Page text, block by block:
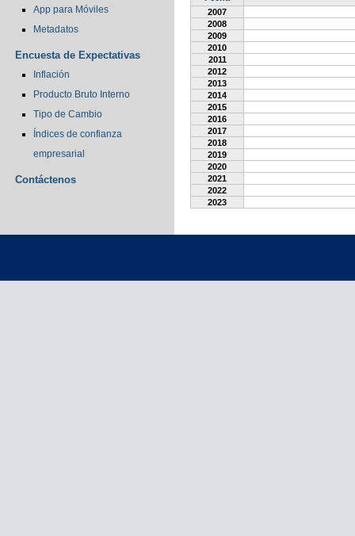
App para Móviles
Metadatos
Encuesta de Expectativas
Inflación
Producto Bruto Interno
Tipo de Cambio
Índices de confianza
empresarial
Contáctenos
2007
2008
2009
2010
2011
2012
2013
2014
2015
2016
2017
2018
2019
2020
2021
2022
2023